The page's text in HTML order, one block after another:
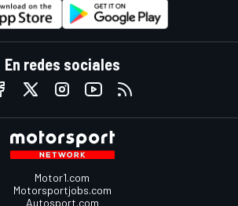
En redes sociales
Motor1.com
Motorsportjobs.com
Autosport.com